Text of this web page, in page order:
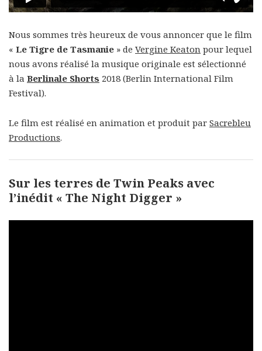
Nous sommes très heureux de vous annoncer que le film
« Le Tigre de Tasmanie » de Vergine Keaton pour lequel
nous avons réalisé la musique originale est sélectionné
à la Berlinale Shorts 2018 (Berlin International Film
Festival).
Le film est réalisé en animation et produit par Sacrebleu
Productions.
Sur les terres de Twin Peaks avec
l’inédit « The Night Digger »